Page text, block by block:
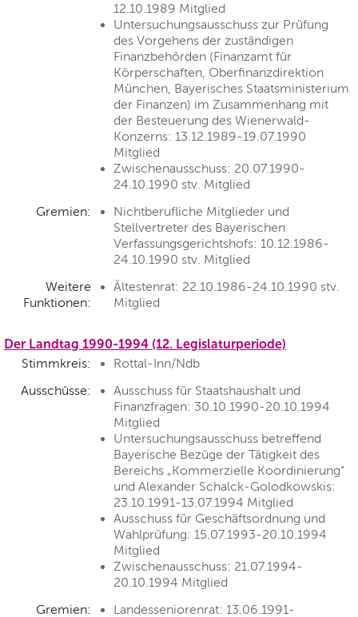
12.10.1989 Mitglied
Untersuchungsausschuss zur Prüfung
des Vorgehens der zuständigen
Finanzbehörden (Finanzamt für
Körperschaften, Oberfinanzdirektion
München, Bayerisches Staatsministerium
der Finanzen) im Zusammenhang mit
der Besteuerung des Wienerwald-
Konzerns: 13.12.1989-19.07.1990
Mitglied
Zwischenausschuss: 20.07.1990-
24.10.1990 stv. Mitglied
Gremien:
Nichtberufliche Mitglieder und
Stellvertreter des Bayerischen
Verfassungsgerichtshofs: 10.12.1986-
24.10.1990 stv. Mitglied
Weitere
Funktionen:
Ältestenrat: 22.10.1986-24.10.1990 stv.
Mitglied
Der Landtag 1990-1994 (12. Legislaturperiode)
Stimmkreis:
Rottal-Inn/Ndb
Ausschüsse:
Ausschuss für Staatshaushalt und
Finanzfragen: 30.10.1990-20.10.1994
Mitglied
Untersuchungsausschuss betreffend
Bayerische Bezüge der Tätigkeit des
Bereichs „Kommerzielle Koordinierung“
und Alexander Schalck-Golodkowskis:
23.10.1991-13.07.1994 Mitglied
Ausschuss für Geschäftsordnung und
Wahlprüfung: 15.07.1993-20.10.1994
Mitglied
Zwischenausschuss: 21.07.1994-
20.10.1994 Mitglied
Gremien:
Landesseniorenrat: 13.06.1991-